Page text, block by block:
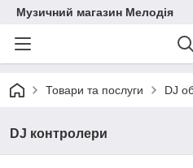
Музичний магазин Мелодія
Товари та послуги DJ
DJ контролери